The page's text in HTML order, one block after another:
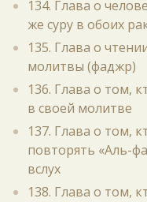
134. Глава о
же суру в обоих
135. Глава о
молитвы (фаджр)
136. Глава о том,
в своей молитве
137. Глава о том,
повторять «Аль-
вслух
138. Глава о том,